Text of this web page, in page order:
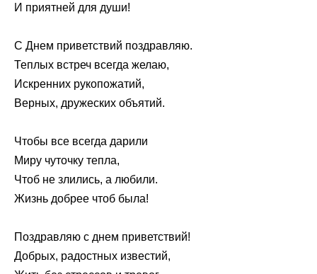
И приятней для души!
С Днем приветствий поздравляю.
Теплых встреч всегда желаю,
Искренних рукопожатий,
Верных, дружеских объятий.
Чтобы все всегда дарили
Миру чуточку тепла,
Чтоб не злились, а любили.
Жизнь добрее чтоб была!
Поздравляю с днем приветствий!
Добрых, радостных известий,